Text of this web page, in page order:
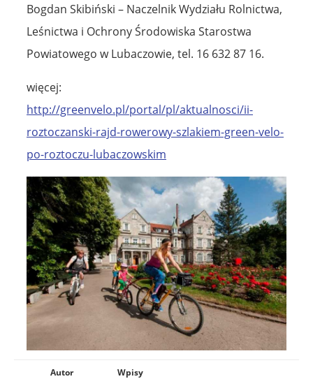
Bogdan Skibiński – Naczelnik Wydziału Rolnictwa,
Leśnictwa i Ochrony Środowiska Starostwa
Powiatowego w Lubaczowie, tel. 16 632 87 16.
więcej:
http://greenvelo.pl/portal/pl/aktualnosci/ii-
roztoczanski-rajd-rowerowy-szlakiem-green-velo-
po-roztoczu-lubaczowskim
Autor Wpisy